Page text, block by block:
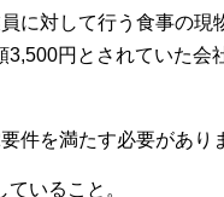
に対して行う食事の
円とされていた
件を満たす必要があり
いること。